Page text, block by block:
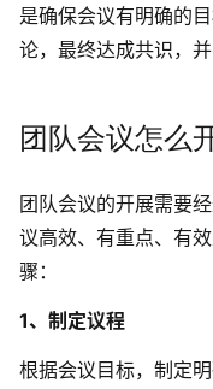
是确保会议有明确的
论，最终达成共识，并
团队会议怎么
团队会议的开展需要
议高效、有重点、有
骤：
1、制定议程
根据会议目标，制定